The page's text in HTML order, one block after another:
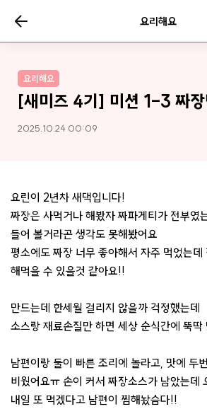
요리해요
요리해요
[새미즈 4기] 미션 1-3 짜장
2025.10.24 00:09
요린이 2년차 새댁입니다!
짜장은 사먹거나 해봤자 짜파게티가 전부였
들어 볼거라곤 생각도 못해봤어요
평소에도 짜장 너무 좋아해서 자주 먹었는데
해먹을 수 있을것 같아요!!
만드는데 한세월 걸리지 않을까 걱정했는데
소스랑 재료손질만 하면 세상 순식간에 뚝딱
남편이랑 둘이 빠른 조리에 놀라고, 맛에 두
비웠어요ㅠ 손이 커서 짜장소스가 남았는데
내일 또 먹겠다고 남편이 찜해놨슴다!!